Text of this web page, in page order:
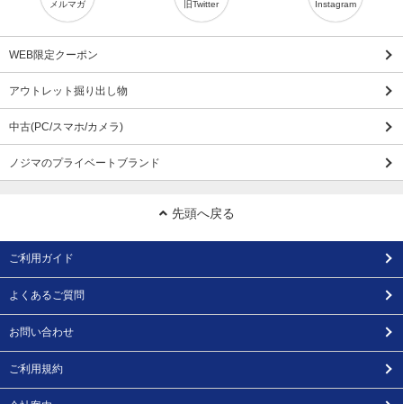
メルマガ 旧Twitter Instagram
WEB限定クーポン
アウトレット掘り出し物
中古(PC/スマホ/カメラ)
ノジマのプライベートブランド
先頭へ戻る
ご利用ガイド
よくあるご質問
お問い合わせ
ご利用規約